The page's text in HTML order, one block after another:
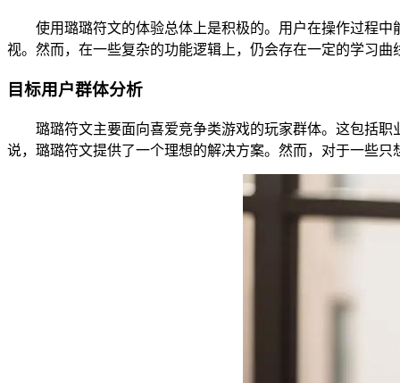
使用璐璐符文的体验总体上是积极的。用户在操作过程中
视。然而，在一些复杂的功能逻辑上，仍会存在一定的学习
目标用户群体分析
璐璐符文主要面向喜爱竞争类游戏的玩家群体。这包括职
说，璐璐符文提供了一个理想的解决方案。然而，对于一些